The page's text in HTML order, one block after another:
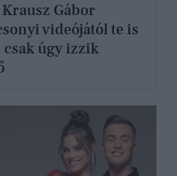
Gábor
videójától te is
csak úgy izzik